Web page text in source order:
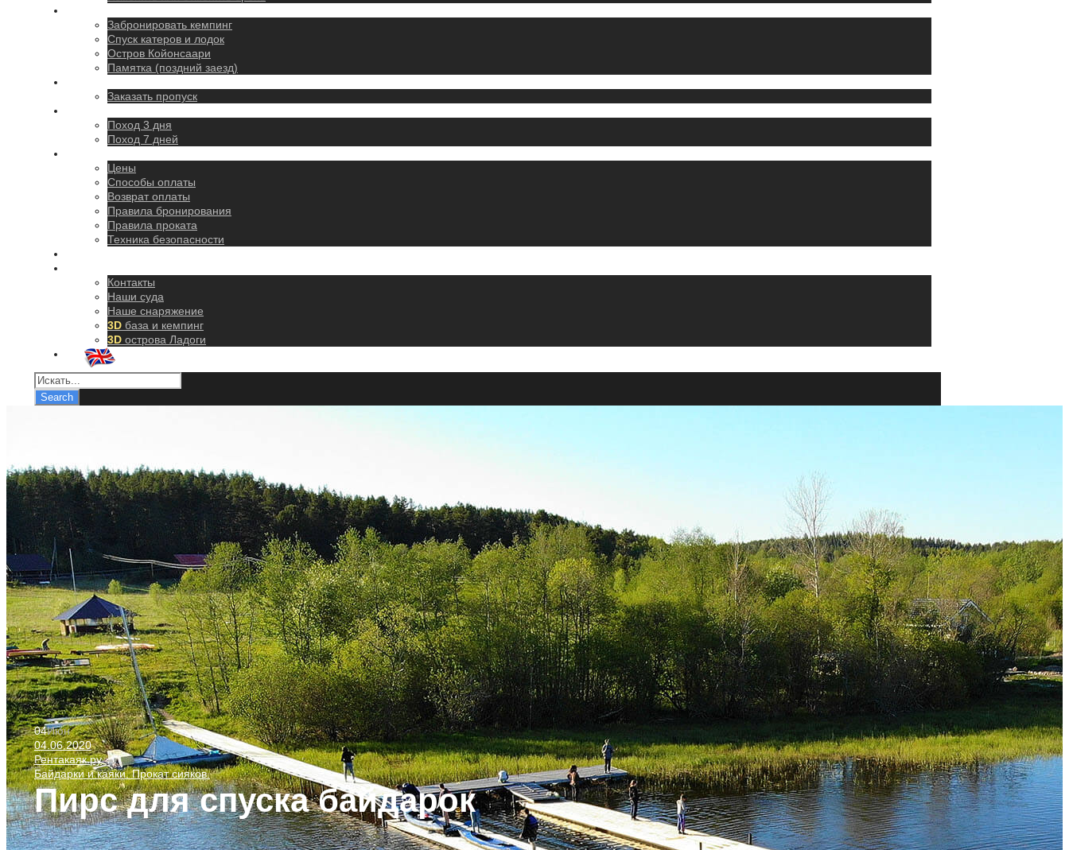
Забронировать кемпинг
Спуск катеров и лодок
Остров Койонсаари
Памятка (поздний заезд)
Заказать пропуск
Поход 3 дня
Поход 7 дней
Цены
Способы оплаты
Возврат оплаты
Правила бронирования
Правила проката
Техника безопасности
Контакты
Наши суда
Наше снаряжение
3D база и кемпинг
3D острова Ладоги
04Июн
04.06.2020
Рентакаяк.ру
Байдарки и каяки. Прокат сияков.
Пирс для спуска байдарок